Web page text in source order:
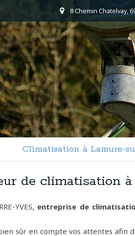
8 Chemin Chatelvay,
Climatisation à Lamure-
de climatisation
YVES, entreprise de
sûr en compte vos attentes afin